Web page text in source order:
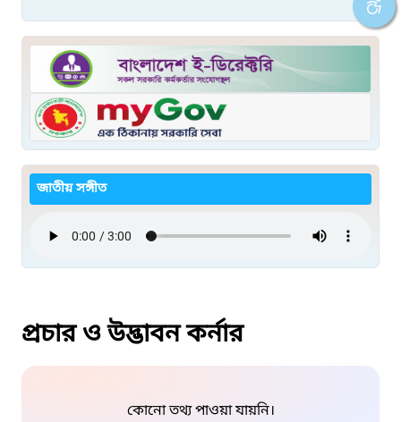
জাতীয় সঙ্গীত
প্রচার ও উদ্ভাবন কর্নার
কোনো তথ্য পাওয়া যায়নি।